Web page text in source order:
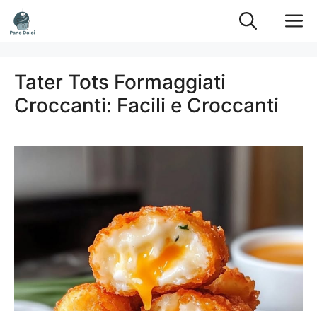
Vai
al
Tater Tots Formaggiati
Croccanti: Facili e Croccanti